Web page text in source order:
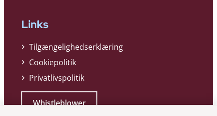
Links
Tilgængelighedserklæring
Cookiepolitik
Privatlivspolitik
Whistleblower